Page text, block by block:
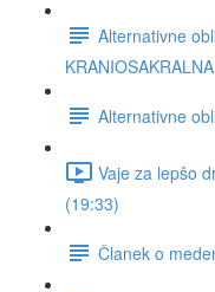
Alternativne
Alternativne
Vaje za lepšo
(19:33)
Članek o